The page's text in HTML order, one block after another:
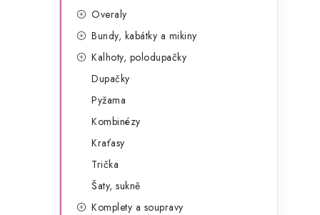
Overaly
Bundy, kabátky a mikiny
Kalhoty, polodupačky
Dupačky
Pyžama
Kombinézy
Kraťasy
Trička
Šaty, sukně
Komplety a soupravy